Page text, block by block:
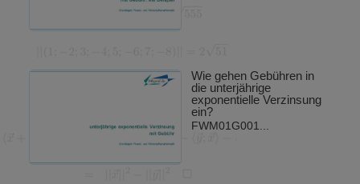
Wie gehen Gebühren in
die unterjährige
exponentielle Verzinsung
ein?
FWM01G001...